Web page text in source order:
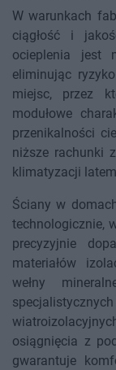
W warunkach
ciągłość i
ocieplenia jest
eliminując
miejsc, przez
modułowe
przenikalności
niższe rachunki
klimatyzacji
Ściany w
technologicznie,
precyzyjnie
materiałów
wełny
osiągnięcia z
gwarantuje